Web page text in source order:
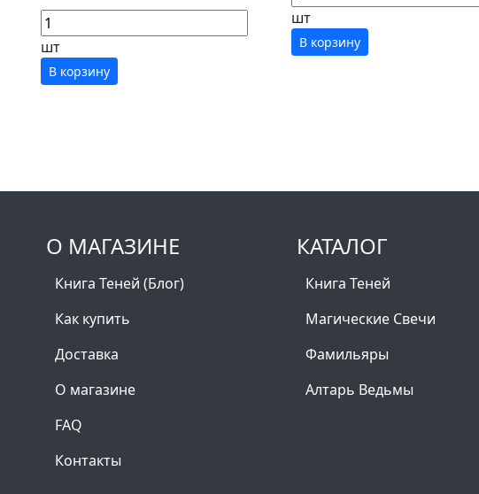
шт
В корзину
шт
В корзину
О МАГАЗИНЕ
Книга Теней (Блог)
Как купить
Доставка
О магазине
FAQ
Контакты
КАТАЛОГ
Книга Теней
Магические Свечи
Фамильяры
Алтарь Ведьмы